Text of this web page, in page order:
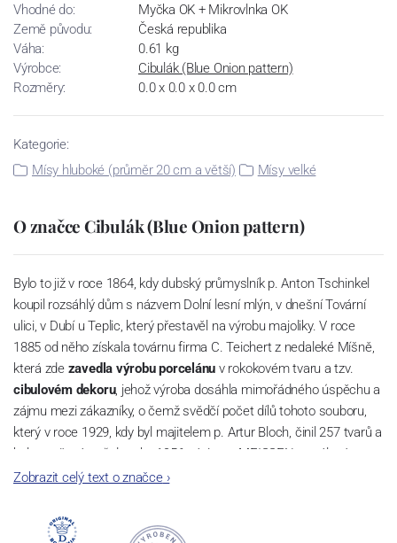
Vhodné do:
Myčka OK + Mikrovlnka OK
Země původu:
Česká republika
Váha:
0.61 kg
Výrobce:
Cibulák (Blue Onion pattern)
Rozměry:
0.0 x 0.0 x 0.0 cm
Kategorie:
Mísy hluboké (průměr 20 cm a větší)
Mísy velké
O značce Cibulák (Blue Onion pattern)
Bylo to již v roce 1864, kdy dubský průmyslník p. Anton Tschinkel
koupil rozsáhlý dům s názvem Dolní lesní mlýn, v dnešní Tovární
ulici, v Dubí u Teplic, který přestavěl na výrobu majoliky. V roce
1885 od něho získala továrnu firma C. Teichert z nedaleké Míšně,
která zde zavedla výrobu porcelánu v rokokovém tvaru a tzv.
cibulovém dekoru, jehož výroba dosáhla mimořádného úspěchu a
zájmu mezi zákazníky, o čemž svědčí počet dílů tohoto souboru,
který v roce 1929, kdy byl majitelem p. Artur Bloch, činil 257 tvarů a
byl označován až do roku 1956 nápisem MEISSEN v oválovém
rámečku.
počet jeho dílů v cibulovém provedení je 850 tvarů. Tyto výrobky
Zobrazit celý text o značce›